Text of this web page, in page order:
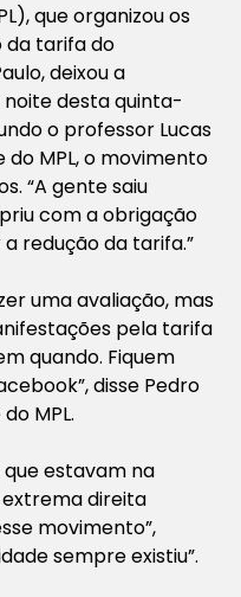
que organizou os
tarifa do
deixou a
desta quinta-
o professor Lucas
MPL, o movimento
“A gente saiu
com a obrigação
redução da tarifa.”
uma avaliação, mas
pela tarifa
quando. Fiquem
disse Pedro
MPL.
estavam na
extrema direita
movimento”,
sempre existiu”.